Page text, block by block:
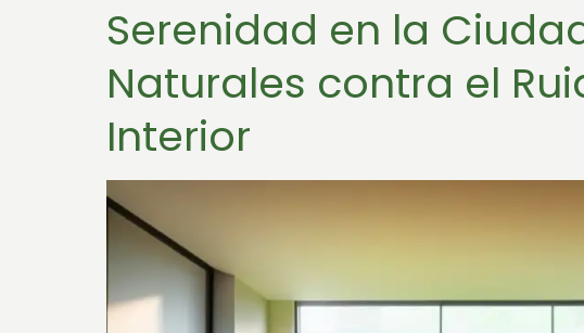
Serenidad en la
Naturales contra el
Interior